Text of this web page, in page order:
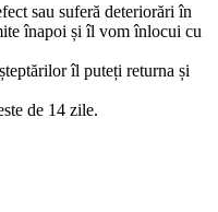
sau suferă deteriorări în
înapoi și îl vom înlocui cu
îl puteți returna și
de 14 zile.